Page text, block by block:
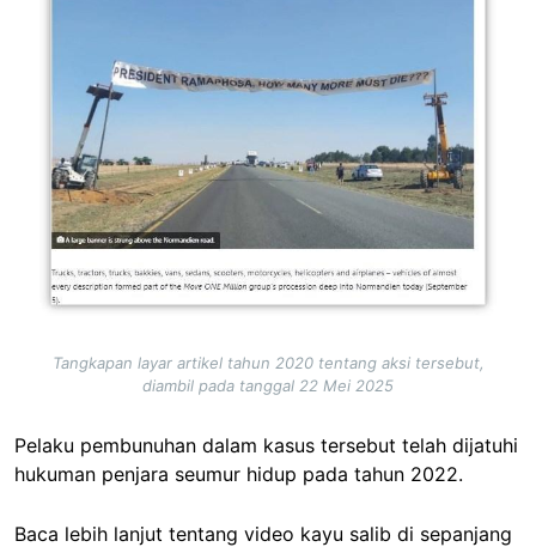
Tangkapan layar artikel tahun 2020 tentang aksi tersebut,
diambil pada tanggal 22 Mei 2025
Pelaku pembunuhan dalam kasus tersebut telah dijatuhi
hukuman penjara seumur hidup pada tahun 2022.
Baca lebih lanjut tentang video kayu salib di sepanjang